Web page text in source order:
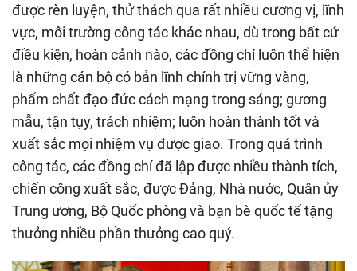
được rèn luyện, thử thách qua rất nhiều cương vị, lĩnh
vực, môi trường công tác khác nhau, dù trong bất cứ
điều kiện, hoàn cảnh nào, các đồng chí luôn thể hiện
là những cán bộ có bản lĩnh chính trị vững vàng,
phẩm chất đạo đức cách mạng trong sáng; gương
mẫu, tận tụy, trách nhiệm; luôn hoàn thành tốt và
xuất sắc mọi nhiệm vụ được giao. Trong quá trình
công tác, các đồng chí đã lập được nhiều thành tích,
chiến công xuất sắc, được Đảng, Nhà nước, Quân ủy
Trung ương, Bộ Quốc phòng và bạn bè quốc tế tặng
thưởng nhiều phần thưởng cao quý.